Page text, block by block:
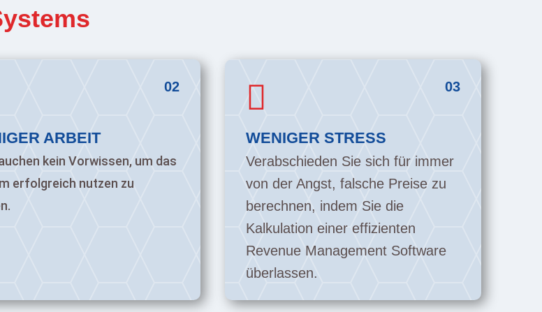
02
ARBEIT
kein Vorwissen, um das
erfolgreich nutzen zu
03

WENIGER STRESS
Verabschieden Sie sich für immer
von der Angst, falsche Preise zu
berechnen, indem Sie die
Kalkulation einer effizienten
Revenue Management Software
überlassen.